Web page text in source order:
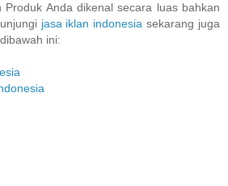
Produk Anda dikenal secara luas bahkan
jasa iklan indonesia sekarang juga
ini: